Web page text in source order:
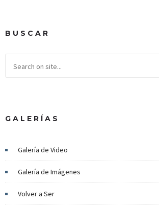
BUSCAR
GALERÍAS
Galería de Video
Galería de Imágenes
Volver a Ser